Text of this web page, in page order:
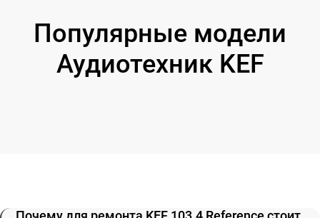
Популярные модели
Аудиотехник KEF